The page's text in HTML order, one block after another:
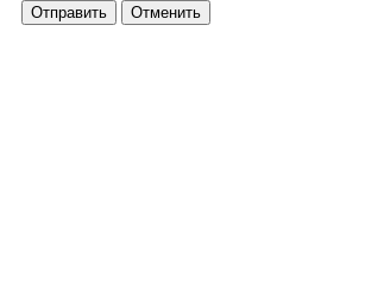
Отправить Отменить